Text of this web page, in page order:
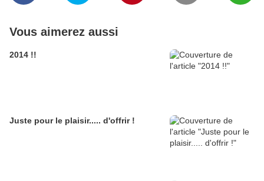
Vous aimerez aussi
2014 !!
Juste pour le plaisir..... d'offrir !